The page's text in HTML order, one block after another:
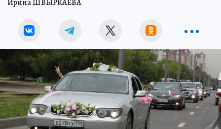
Ирина ШВЫРКАЕВА